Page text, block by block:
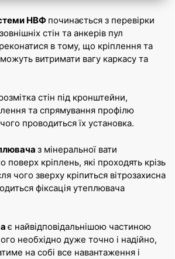
НВФ починається з перевірки
стін та анкерів пул
в тому, що кріплення та
витримати вагу каркасу та
стін під кронштейни,
та спрямування профілю
проводиться їх установка.
з мінеральної вати
поверх кріплень, які проходять крізь
чого зверху кріпиться вітрозахисна
фіксація утеплювача
є найвідповідальнішою частиною
необхідно дуже точно і надійно,
на собі все навантаження і